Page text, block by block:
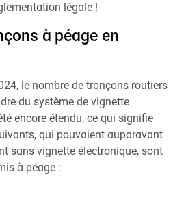
légale !
à péage en
le nombre de tronçons routiers
du système de vignette
encore étendu, ce qui signifie
qui pouvaient auparavant
sans vignette électronique, sont
à péage :